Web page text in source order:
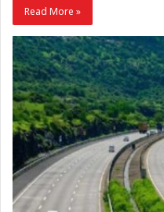
Read More »